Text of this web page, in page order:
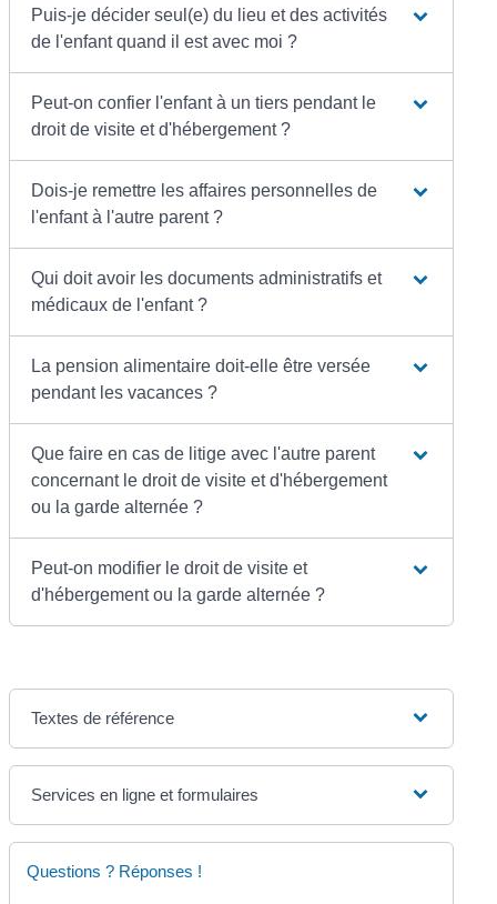
Puis-je décider seul(e) du lieu et des activités
de l'enfant quand il est avec moi ?
Peut-on confier l'enfant à un tiers pendant le
droit de visite et d'hébergement ?
Dois-je remettre les affaires personnelles de
l'enfant à l'autre parent ?
Qui doit avoir les documents administratifs et
médicaux de l'enfant ?
La pension alimentaire doit-elle être versée
pendant les vacances ?
Que faire en cas de litige avec l'autre parent
concernant le droit de visite et d'hébergement
ou la garde alternée ?
Peut-on modifier le droit de visite et
d'hébergement ou la garde alternée ?
Textes de référence
Services en ligne et formulaires
Questions ? Réponses !